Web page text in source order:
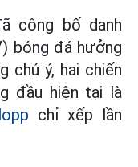
công bố danh
bóng đá hưởng
chú ý, hai chiến
đầu hiện tại là
chỉ xếp lần